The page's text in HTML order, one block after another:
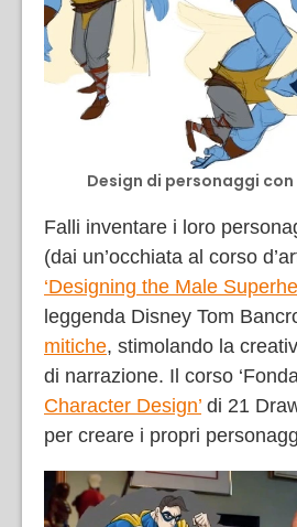
Design di personaggi con
Falli inventare i loro
(dai un’occhiata al corso
‘Designing the Male
leggenda Disney Tom
mitiche, stimolando la
di narrazione. Il corso
Character Design’ di 21
per creare i propri